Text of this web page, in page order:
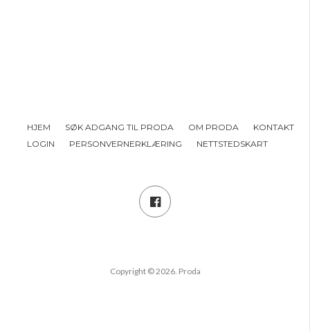
HJEM SØK ADGANG TIL PRODA OM PRODA
KONTAKT
LOGIN
PERSONVERNERKLÆRING NETTSTEDSKART
Copyright © 2026. Proda